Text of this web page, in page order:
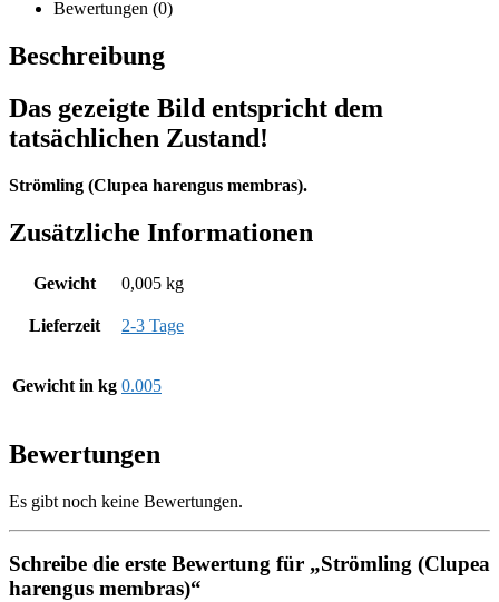
Bewertungen (0)
Beschreibung
Das gezeigte Bild entspricht dem
tatsächlichen Zustand!
Strömling (Clupea harengus membras).
Zusätzliche Informationen
Gewicht 0,005 kg
Lieferzeit 2-3 Tage
Gewicht in kg 0.005
Bewertungen
Es gibt noch keine Bewertungen.
Schreibe die erste Bewertung für „Strömling (Clupea
harengus membras)“